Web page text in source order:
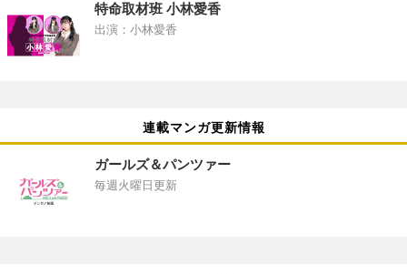
特命取材班 小林愛香
出演：小林愛香
連載マンガ更新情報
ガールズ＆パンツァー
毎週火曜日更新